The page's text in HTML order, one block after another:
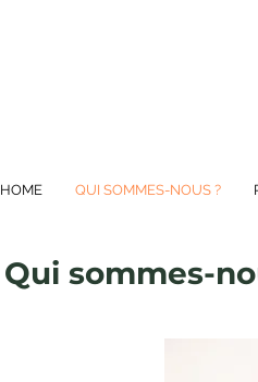
HOME QUI SOMMES-NOUS ?
Qui sommes-